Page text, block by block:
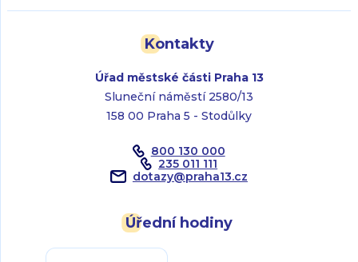
Kontakty
Úřad městské části Praha 13
Sluneční náměstí 2580/13
158 00 Praha 5 - Stodůlky
800 130 000
235 011 111
dotazy@praha13.cz
Úřední hodiny